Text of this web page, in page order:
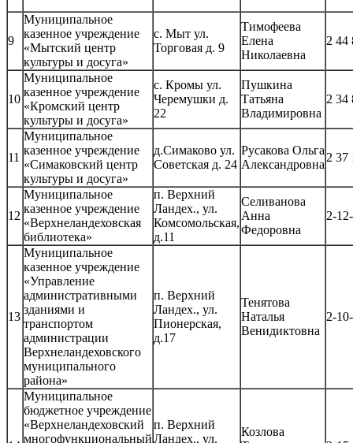
9
Муниципальное
казенное учреждение
«Мытский центр
культуры и досуга»
с. Мыт ул.
Торговая д. 9
Тимофеева
Елена
Николаевна
2 44
10
Муниципальное
казенное учреждение
«Кромский центр
культуры и досуга»
с. Кромы ул.
Черемушки д.
22
Пушкина
Татьяна
Владимировна
2 34
11
Муниципальное
казенное учреждение
«Симаковский центр
культуры и досуга»
д.Симаково ул.
Советская д. 24
Русакова Ольга
Александровна
2 37
12
Муниципальное
казенное учреждение
«Верхнеландеховская
библиотека»
п. Верхний
Ландех., ул.
Комсомольская,
д.11
Селиванова
Анна
Федоровна
2-
13
Муниципальное
казенное учреждение
«Управление
административными
зданиями и
транспортом
администрации
Верхнеландеховского
муниципального
района»
п. Верхний
Ландех., ул.
Пионерская,
д.17
Тенятова
Наталья
Венидиктовна
2-
Муниципальное
бюджетное учреждение
«Верхнеландеховский
многофункциональный
п. Верхний
Ландех., ул.
Козлова